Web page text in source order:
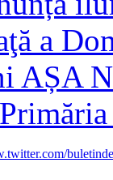
a
AȘA